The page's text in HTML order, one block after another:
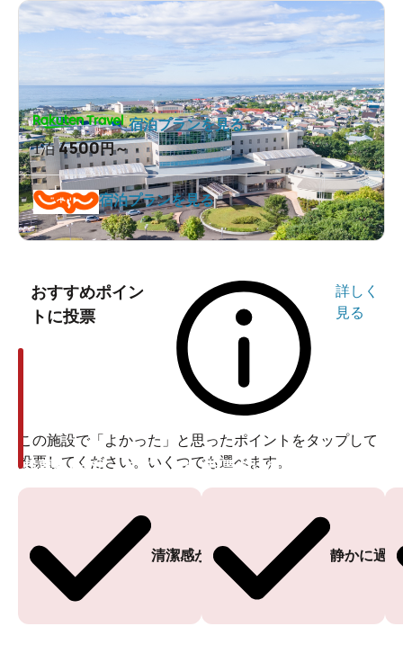
1泊 4500円～
宿泊プランを見る
宿泊プランを見る
おすすめポイン
トに投票
詳しく
見る
この施設で「よかった」と思ったポイントをタップして
投票してください。いくつでも選べます。
清潔感がある
投票ありがとうございます
静かに過
投票ありがとうございます